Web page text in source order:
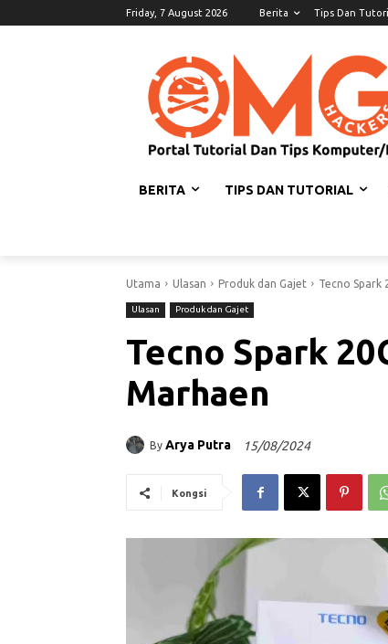
Friday, 7 August 2026 Berita Tips Dan
BERITA TIPS DAN TUTORIAL
Utama Ulasan Produk dan Gajet Tecno Spark
Ulasan Produk dan Gajet
Tecno Spark
Marhaen
By Arya Putra 15/08/2024
Kongsi